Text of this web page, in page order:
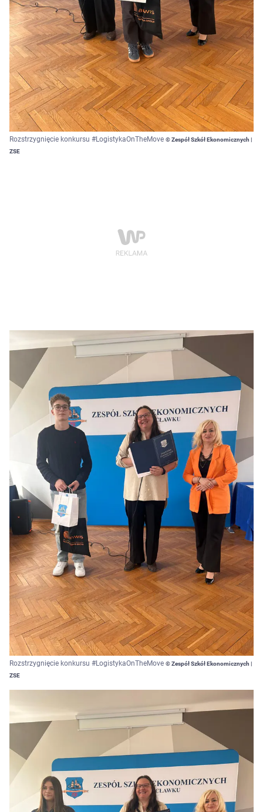
Rozstrzygnięcie konkursu #LogistykaOnTheMove © Zespół Szkół Ekonomicznych |
ZSE
Rozstrzygnięcie konkursu #LogistykaOnTheMove © Zespół Szkół Ekonomicznych |
ZSE